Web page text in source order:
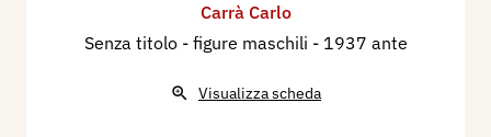
Carrà Carlo
Senza titolo - figure maschili - 1937 ante
Visualizza scheda